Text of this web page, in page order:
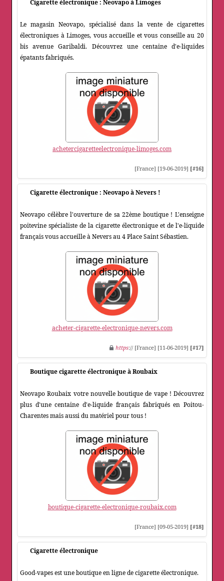
Cigarette électronique : Neovapo à Limoges
Le magasin Neovapo, spécialisé dans la vente de cigarettes
électroniques à Limoges, vous accueille et vous conseille au 20
bis avenue Garibaldi. Découvrez une centaine d'e-liquides
épatants fabriqués.
achetercigaretteelectronique-limoges.com
[France] [19-06-2019] [#16]
Cigarette électronique : Neovapo à Nevers !
Neovapo célèbre l'ouverture de sa 22ème boutique ! L'enseigne
poitevine spécialiste de la cigarette électronique et de l'e-liquide
français vous accueille à Nevers au 4 Place Saint Sébastien.
acheter-cigarette-electronique-nevers.com
https:// [France] [11-06-2019] [#17]
Boutique cigarette électronique à Roubaix
Neovapo Roubaix votre nouvelle boutique de vape ! Découvrez
plus d'une centaine d'e-liquide français fabriqués en Poitou-
Charentes mais aussi du matériel pour tous !
boutique-cigarette-electronique-roubaix.com
[France] [09-05-2019] [#18]
Cigarette électronique
Good-vapes est une boutique en ligne de cigarette électronique.